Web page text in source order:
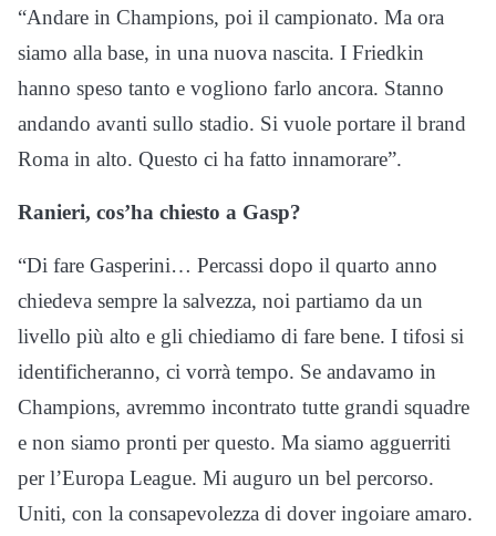
“Andare in Champions, poi il campionato. Ma ora
siamo alla base, in una nuova nascita. I Friedkin
hanno speso tanto e vogliono farlo ancora. Stanno
andando avanti sullo stadio. Si vuole portare il brand
Roma in alto. Questo ci ha fatto innamorare”.
Ranieri, cos’ha chiesto a Gasp?
“Di fare Gasperini… Percassi dopo il quarto anno
chiedeva sempre la salvezza, noi partiamo da un
livello più alto e gli chiediamo di fare bene. I tifosi si
identificheranno, ci vorrà tempo. Se andavamo in
Champions, avremmo incontrato tutte grandi squadre
e non siamo pronti per questo. Ma siamo agguerriti
per l’Europa League. Mi auguro un bel percorso.
Uniti, con la consapevolezza di dover ingoiare amaro.